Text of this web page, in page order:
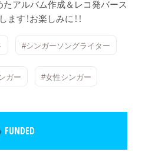
たアルバム作成＆レコ発バース
す！お楽しみに！！
#シンガーソングライター
ガー #女性シンガー
FUNDED